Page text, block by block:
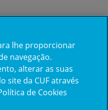
CUF?
juntos o seu
de equipe.
lhe proporcionar
navegação.
alterar as suas
site da CUF através
de Cookies